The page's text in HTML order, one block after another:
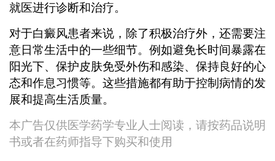
就医进行诊断和治疗。
对于白癜风患者来说，除了积极治疗外，还需要注
意日常生活中的一些细节。例如避免长时间暴露在
阳光下、保护皮肤免受外伤和感染、保持良好的心
态和作息习惯等。这些措施都有助于控制病情的发
展和提高生活质量。
本广告仅供医学药学专业人士阅读，请按药品说明
书或者在药师指导下购买和使用